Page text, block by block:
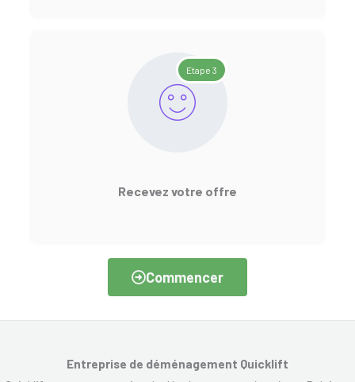
Etape 3
Recevez votre offre
Commencer
Entreprise de déménagement Quicklift